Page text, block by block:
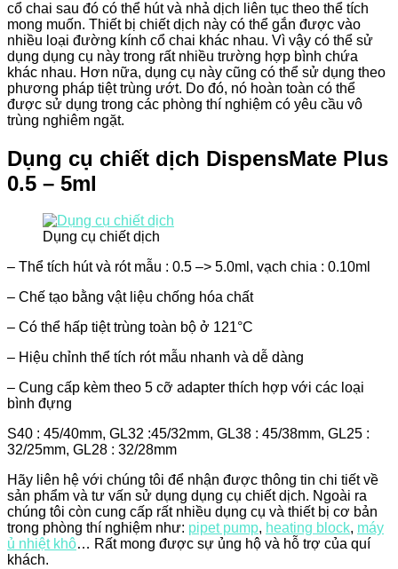
cổ chai sau đó có thể hút và nhả dịch liên tục theo thể tích
mong muốn. Thiết bị chiết dịch này có thể gắn được vào
nhiều loại đường kính cổ chai khác nhau. Vì vậy có thể sử
dụng dụng cụ này trong rất nhiều trường hợp bình chứa
khác nhau. Hơn nữa, dụng cụ này cũng có thể sử dụng theo
phương pháp tiệt trùng ướt. Do đó, nó hoàn toàn có thể
được sử dụng trong các phòng thí nghiệm có yêu cầu vô
trùng nghiêm ngặt.
Dụng cụ chiết dịch DispensMate Plus
0.5 – 5ml
Dụng cụ chiết dịch
– Thể tích hút và rót mẫu : 0.5 –> 5.0ml, vạch chia : 0.10ml
– Chế tạo bằng vật liệu chống hóa chất
– Có thể hấp tiệt trùng toàn bộ ở 121°C
– Hiệu chỉnh thể tích rót mẫu nhanh và dễ dàng
– Cung cấp kèm theo 5 cỡ adapter thích hợp với các loại
bình đựng
S40 : 45/40mm, GL32 :45/32mm, GL38 : 45/38mm, GL25 :
32/25mm, GL28 : 32/28mm
Hãy liên hệ với chúng tôi để nhận được thông tin chi tiết về
sản phẩm và tư vấn sử dụng dụng cụ chiết dịch. Ngoài ra
chúng tôi còn cung cấp rất nhiều dụng cụ và thiết bị cơ bản
trong phòng thí nghiệm như: pipet pump, heating block, máy
ủ nhiệt khô… Rất mong được sự ủng hộ và hỗ trợ của quí
khách.